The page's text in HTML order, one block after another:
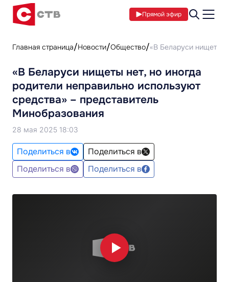
Прямой эфир
Главная страница Новости Общество «В Беларуси нищеты
«В Беларуси нищеты нет, но иногда
родители неправильно используют
средства» – представитель
Минобразования
28 мая 2025 18:03
Поделиться в
Поделиться в
Поделиться в
Поделиться в